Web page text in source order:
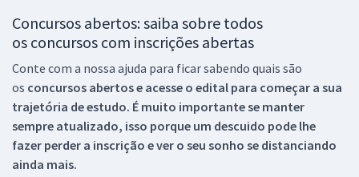
Concursos abertos: saiba sobre todos
os concursos com inscrições abertas
Conte com a nossa ajuda para ficar sabendo quais são
os concursos abertos e acesse o edital para começar a sua
trajetória de estudo. É muito importante se manter
sempre atualizado, isso porque um descuido pode lhe
fazer perder a inscrição e ver o seu sonho se distanciando
ainda mais.